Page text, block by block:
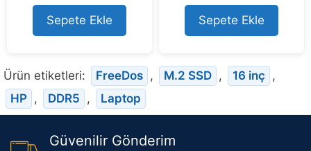
t
o
f
5
Sepete Ekle
t
o
f
5
Sepete Ekle
Ürün etiketleri: FreeDos , M.2 SSD , 16 inç
,
HP , DDR5 , Laptop
Güvenilir Gönderim